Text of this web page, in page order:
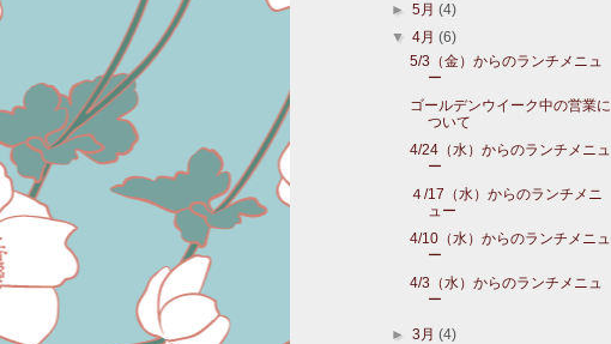
►5月(4)
▼4月(6)
5/3（金）からのランチメニュ
ー
ゴールデンウイーク中の営業に
ついて
4/24（水）からのランチメニュ
ー
４/17（水）からのランチメニ
ュー
4/10（水）からのランチメニュ
ー
4/3（水）からのランチメニュ
ー
►3月(4)